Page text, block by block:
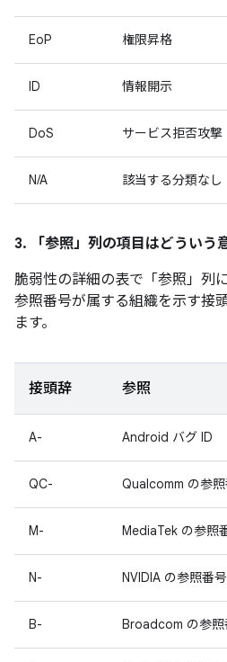
EoP 権限昇格
ID 情報開示
DoS サービス拒否攻撃
N/A 該当する分類なし
3. 「参照」 列の項目はどういう
脆弱性の詳細の表で「参照」 列
参照番号が属する組織を示す接
ます。
接頭辞 参照
A- Android バグ ID
QC- Qualcomm の参
M- MediaTek の参照
N- NVIDIA の参照番号
B- Broadcom の参照